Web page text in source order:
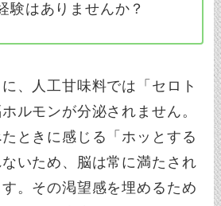
はありませんか？
、人工甘味料では「セロト
ルモンが分泌されません。
ときに感じる「ホッとする
いため、脳は常に満たされ
。その渇望感を埋めるため